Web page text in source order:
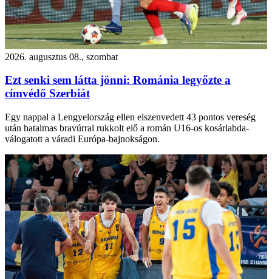
2026. augusztus 08., szombat
Ezt senki sem látta jönni: Románia legyőzte a
címvédő Szerbiát
Egy nappal a Lengyelország ellen elszenvedett 43 pontos vereség
után hatalmas bravúrral rukkolt elő a román U16-os kosárlabda-
válogatott a váradi Európa-bajnokságon.